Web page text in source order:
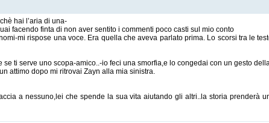
hai l’aria di una-
facendo finta di non aver sentito i commenti poco casti sul mio conto
mi rispose una voce. Era quella che aveva parlato prima. Lo scorsi tra le
ti serve uno scopa-amico..-io feci una smorfia,e lo congedai con un gesto
attimo dopo mi ritrovai Zayn alla mia sinistra.
a nessuno,lei che spende la sua vita aiutando gli altri..la storia prenderà